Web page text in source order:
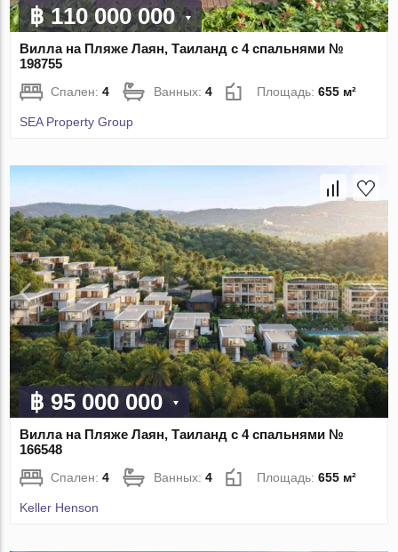
฿ 110 000 000
Вилла на Пляже Лаян, Таиланд с 4 спальнями №
198755
Спален:4 Ванных:4 Площадь:655 м²
SEA Property Group
฿ 95 000 000
Вилла на Пляже Лаян, Таиланд с 4 спальнями №
166548
Спален:4 Ванных:4 Площадь:655 м²
Keller Henson